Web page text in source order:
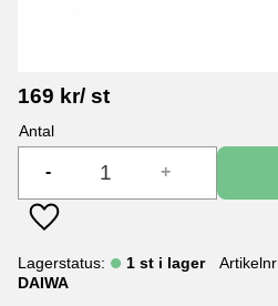
169 kr/ st
Antal
+
-
Lägg till i favoriter
Lagerstatus 1 st i lager Artikelnr
DAIWA